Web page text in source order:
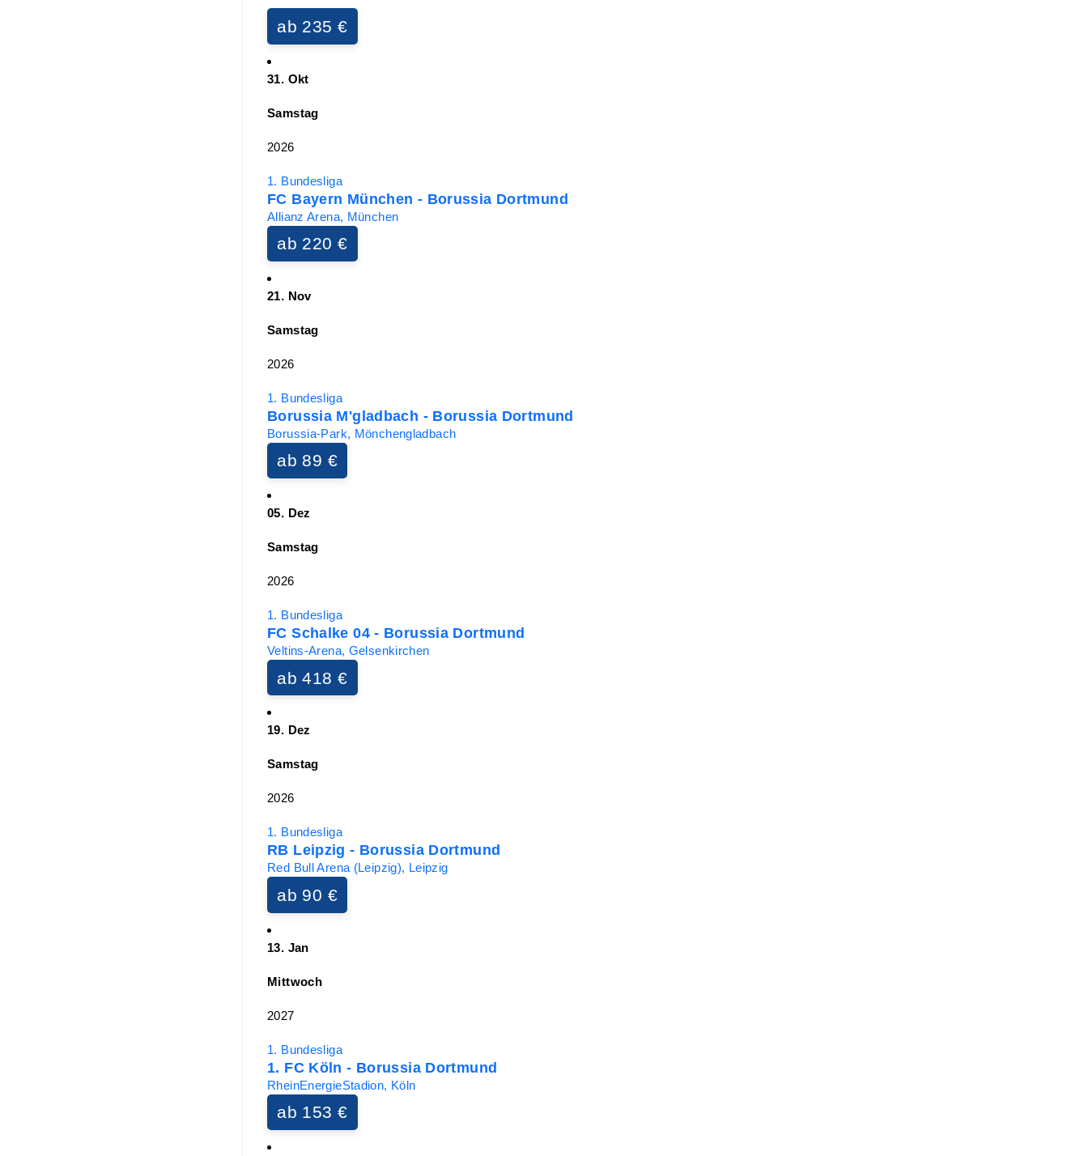
ab 235 €
31. Okt
Samstag
2026
1. Bundesliga
FC Bayern München - Borussia Dortmund
Allianz Arena, München
ab 220 €
21. Nov
Samstag
2026
1. Bundesliga
Borussia M'gladbach - Borussia Dortmund
Borussia-Park, Mönchengladbach
ab 89 €
05. Dez
Samstag
2026
1. Bundesliga
FC Schalke 04 - Borussia Dortmund
Veltins-Arena, Gelsenkirchen
ab 418 €
19. Dez
Samstag
2026
1. Bundesliga
RB Leipzig - Borussia Dortmund
Red Bull Arena (Leipzig), Leipzig
ab 90 €
13. Jan
Mittwoch
2027
1. Bundesliga
1. FC Köln - Borussia Dortmund
RheinEnergieStadion, Köln
ab 153 €